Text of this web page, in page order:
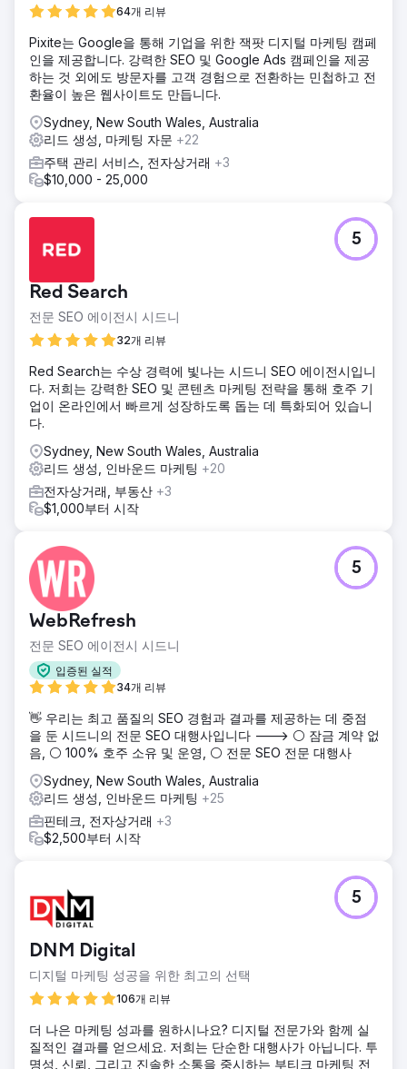
64개 리뷰
Pixite는 Google을 통해 기업을 위한 잭팟 디지털 마케팅 캠페
인을 제공합니다. 강력한 SEO 및 Google Ads 캠페인을 제공
하는 것 외에도 방문자를 고객 경험으로 전환하는 민첩하고 전
환율이 높은 웹사이트도 만듭니다.
Sydney, New South Wales, Australia
리드 생성, 마케팅 자문 +22
주택 관리 서비스, 전자상거래 +3
$10,000 - 25,000
Red Search
전문 SEO 에이전시 시드니
32개 리뷰
5
Red Search는 수상 경력에 빛나는 시드니 SEO 에이전시입니
다. 저희는 강력한 SEO 및 콘텐츠 마케팅 전략을 통해 호주 기
업이 온라인에서 빠르게 성장하도록 돕는 데 특화되어 있습니
다.
Sydney, New South Wales, Australia
리드 생성, 인바운드 마케팅 +20
전자상거래, 부동산 +3
$1,000부터 시작
WebRefresh
전문 SEO 에이전시 시드니
입증된 실적
34개 리뷰
5
👋 우리는 최고 품질의 SEO 경험과 결과를 제공하는 데 중점
을 둔 시드니의 전문 SEO 대행사입니다 ---> ⚪ 잠금 계약 없
음, ⚪ 100% 호주 소유 및 운영, ⚪ 전문 SEO 전문 대행사
Sydney, New South Wales, Australia
리드 생성, 인바운드 마케팅 +25
핀테크, 전자상거래 +3
$2,500부터 시작
DNM Digital
디지털 마케팅 성공을 위한 최고의 선택
106개 리뷰
5
더 나은 마케팅 성과를 원하시나요? 디지털 전문가와 함께 실
질적인 결과를 얻으세요. 저희는 단순한 대행사가 아닙니다. 투
명성, 신뢰, 그리고 진솔한 소통을 중시하는 부티크 마케팅 전